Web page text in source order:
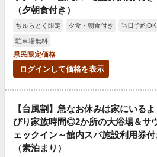
（夕朝食付き）
ちゅらとく限定 夕食・朝食付き 当日予約OK
駐車場無料
県民限定価格
ログインして価格を表示
【台風割】急なお休みは家にいる
びり家族時間◎2か所の大浴場＆サ
ェックイン～館内スパ施設利用券
（素泊まり）